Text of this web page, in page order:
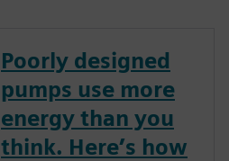
Poorly designed
pumps use more
energy than you
think. Here’s how